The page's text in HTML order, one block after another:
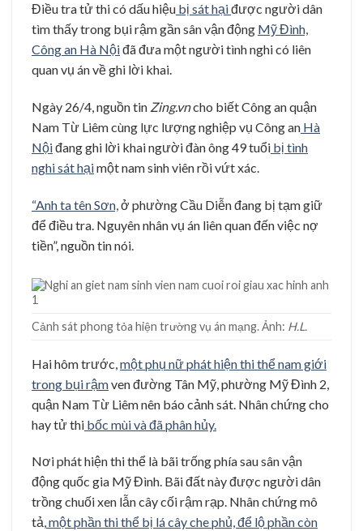
Điều tra tử thi có dấu hiệu bị sát hạiđược người dân
tìm thấy trong bụi rậm gần sân vận động Mỹ Đình,
Công an Hà Nộiđã đưa một người tình nghi có liên
quan vụ án về ghi lời khai.
Ngày 26/4, nguồn tin Zing.vncho biết Công an quận
Nam Từ Liêm cùng lực lượng nghiệp vụ Công an Hà
Nộiđang ghi lời khai người đàn ông 49 tuổi bị tình
nghi sát hạimột nam sinh viên rồi vứt xác.
“Anh ta tên Sơn,ở phường Cầu Diễn đang bị tạm giữ
để điều tra. Nguyên nhân vụ án liên quan đến việc nợ
tiền”, nguồn tin nói.
Cảnh sát phong tỏa hiện trường vụ án mạng. Ảnh: H.L.
Hai hôm trước, một phụ nữ phát hiện thi thể nam giới
trong bụi rậmven đường Tân Mỹ, phường Mỹ Đình 2,
quận Nam Từ Liêm nên báo cảnh sát. Nhân chứng cho
hay tử thi bốc mùi và đã phân hủy.
Nơi phát hiện thi thể là bãi trống phía sau sân vận
động quốc gia Mỹ Đình. Bãi đất này được người dân
trồng chuối xen lẫn cây cối rậm rạp. Nhân chứng mô
tả,một phần thi thể bị lá cây che phủ, để lộ phần còn